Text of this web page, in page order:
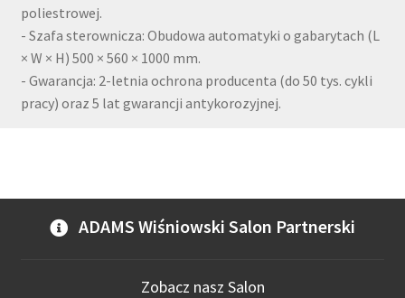
poliestrowej.
- Szafa sterownicza: Obudowa automatyki o gabarytach (L
× W × H) 500 × 560 × 1000 mm.
- Gwarancja: 2-letnia ochrona producenta (do 50 tys. cykli
pracy) oraz 5 lat gwarancji antykorozyjnej.
ADAMS Wiśniowski Salon Partnerski
Zobacz nasz Salon